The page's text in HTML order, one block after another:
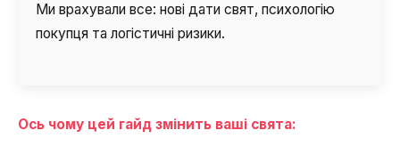
Ми врахували все: нові дати свят, психологію
покупця та логістичні ризики.
Ось чому цей гайд змінить ваші свята: